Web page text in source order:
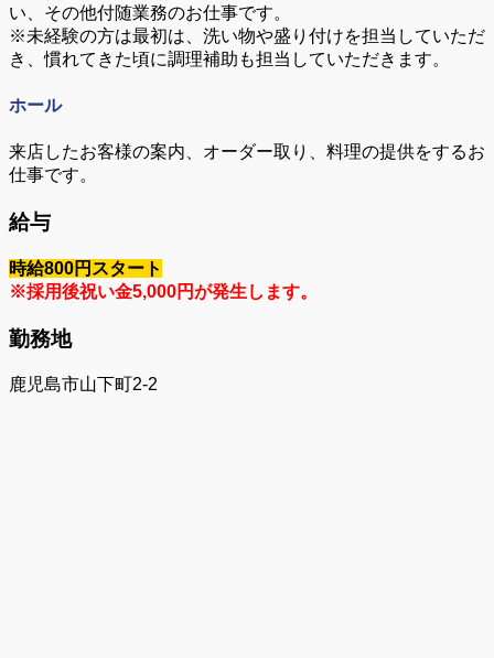
い、その他付随業務のお仕事です。
※未経験の方は最初は、洗い物や盛り付けを担当していただ
き、慣れてきた頃に調理補助も担当していただきます。
ホール
来店したお客様の案内、オーダー取り、料理の提供をするお
仕事です。
給与
時給800円スタート
※採用後祝い金5,000円が発生します。
勤務地
鹿児島市山下町2-2